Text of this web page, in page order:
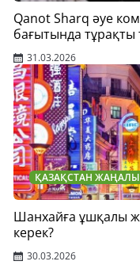
Qanot Sharq әуе
бағытында тұрақты
31.03.2026
ҚАЗАҚСТАН
Шанхайға ұшқалы
керек?
30.03.2026